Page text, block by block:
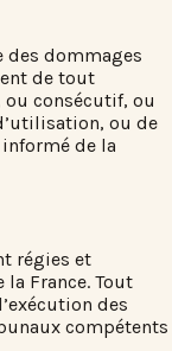
des dommages
de tout
consécutif, ou
ou de
de la
régies et
France. Tout
des
compétents